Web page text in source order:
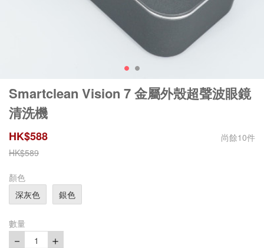
Smartclean Vision 7 金屬外殼超聲波眼鏡
清洗機
HK$588 尚餘10件
HK$589
顏色
深灰色
銀色
數量
－ 1 ＋